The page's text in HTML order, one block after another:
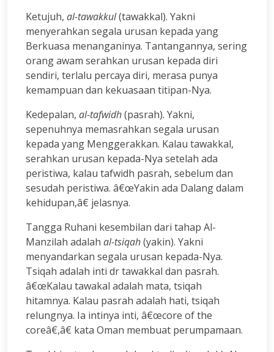
Ketujuh, al-tawakkul(tawakkal). Yakni
menyerahkan segala urusan kepada yang
Berkuasa menanganinya. Tantangannya, sering
orang awam serahkan urusan kepada diri
sendiri, terlalu percaya diri, merasa punya
kemampuan dan kekuasaan titipan-Nya.
Kedepalan, al-tafwidh(pasrah). Yakni,
sepenuhnya memasrahkan segala urusan
kepada yang Menggerakkan. Kalau tawakkal,
serahkan urusan kepada-Nya setelah ada
peristiwa, kalau tafwidh pasrah, sebelum dan
sesudah peristiwa. â€œYakin ada Dalang dalam
kehidupan,â€ jelasnya.
Tangga Ruhani kesembilan dari tahap Al-
Manzilah adalah al-tsiqah(yakin). Yakni
menyandarkan segala urusan kepada-Nya.
Tsiqah adalah inti dr tawakkal dan pasrah.
â€œKalau tawakal adalah mata, tsiqah
hitamnya. Kalau pasrah adalah hati, tsiqah
relungnya. Ia intinya inti, â€œcore of the
coreâ€,â€ kata Oman membuat perumpamaan.